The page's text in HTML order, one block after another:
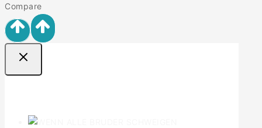
Compare